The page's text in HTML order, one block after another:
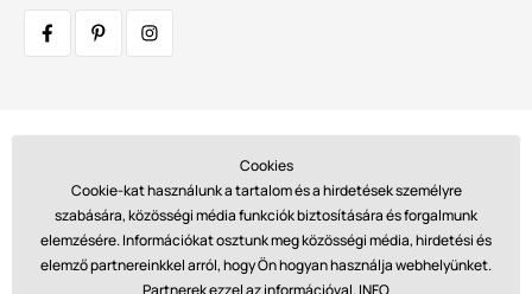
Fizetések:
Cookies
Cookie-kat használunk a tartalom és a hirdetések személyre
szabására, közösségi média funkciók biztosítására és forgalmunk
elemzésére. Információkat osztunk meg közösségi média, hirdetési és
elemző partnereinkkel arról, hogy Ön hogyan használja webhelyünket.
Partnerek ezzel az információval. INFO